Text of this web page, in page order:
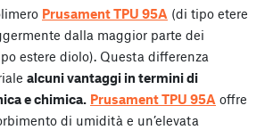
Prusament TPU 95A (di tipo etere
dalla maggior parte dei
estere diolo). Questa differenza
alcuni vantaggi in termini di
e chimica. Prusament TPU 95A offre
di umidità e un’elevata